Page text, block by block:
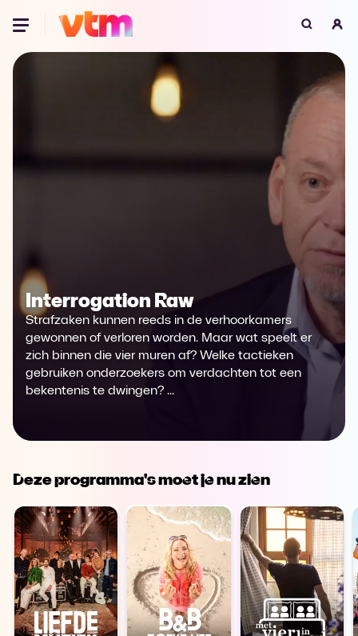
Voor je onze programma's gaat ontdekken,
best je browser updaten of hieronder één
van de ondersteunde browsers
Download
Download
Download
Download
Opera Download
Interrogation Raw
Strafzaken kunnen reeds in de verhoorkamers
gewonnen of verloren worden. Maar wat speelt er
zich binnen die vier muren af? Welke tactieken
gebruiken onderzoekers om verdachten tot een
bekentenis te dwingen? ...
Deze programma's moet je nu zien